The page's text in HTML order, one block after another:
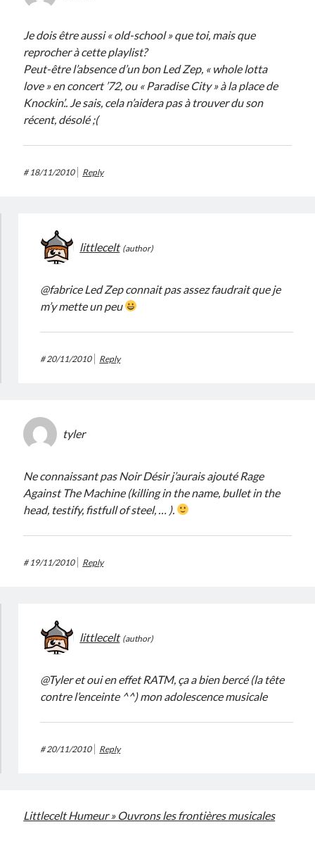
Je dois être aussi « old-school » que toi, mais que
reprocher à cette playlist?
Peut-être l’absence d’un bon Led Zep, « whole lotta
love » en concert ’72, ou « Paradise City » à la place de
Knockin’.. Je sais, cela n’aidera pas à trouver du son
récent, désolé ;(
# 18/11/2010 Reply
littlecelt
@fabrice Led Zep connait pas assez faudrait que je
m’y mette un peu
#20/11/2010 Reply
tyler
Ne connaissant pas Noir Désir j’aurais ajouté Rage
Against The Machine (killing in the name, bullet in the
head, testify, fistfull of steel, … ).
# 19/11/2010 Reply
littlecelt
@Tyler et oui en effet RATM, ça a bien bercé (la tête
contre l’enceinte ^^) mon adolescence musicale
#20/11/2010 Reply
Littlecelt Humeur » Ouvrons les frontières musicales